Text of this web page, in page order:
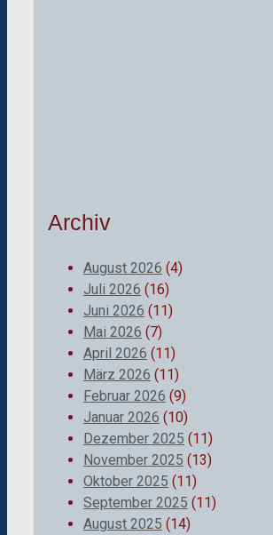
Archiv
August 2026 (4)
Juli 2026 (16)
Juni 2026 (11)
Mai 2026 (7)
April 2026 (11)
März 2026 (11)
Februar 2026 (9)
Januar 2026 (10)
Dezember 2025 (11)
November 2025 (13)
Oktober 2025 (11)
September 2025 (11)
August 2025 (14)